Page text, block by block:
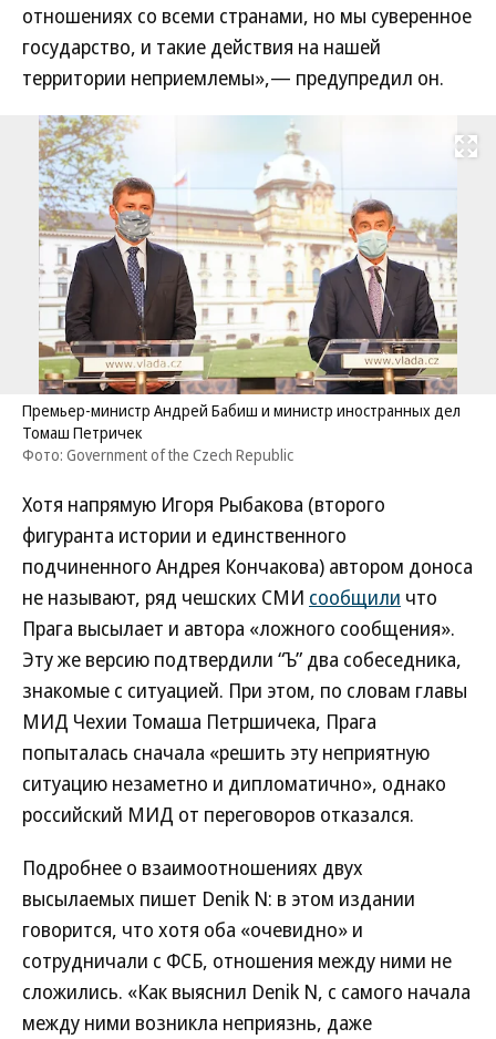
отношениях со всеми странами, но мы суверенное
государство, и такие действия на нашей
территории неприемлемы»,— предупредил он.
Развернуть
Премьер-министр Андрей Бабиш и министр иностранных дел
Томаш Петричек
Фото: Government of the Czech Republic
Хотя напрямую Игоря Рыбакова (второго
фигуранта истории и единственного
подчиненного Андрея Кончакова) автором доноса
не называют, ряд чешских СМИ сообщили что
Прага высылает и автора «ложного сообщения».
Эту же версию подтвердили “Ъ” два собеседника,
знакомые с ситуацией. При этом, по словам главы
МИД Чехии Томаша Петршичека, Прага
попыталась сначала «решить эту неприятную
ситуацию незаметно и дипломатично», однако
российский МИД от переговоров отказался.
Подробнее о взаимоотношениях двух
высылаемых пишет Denik N: в этом издании
говорится, что хотя оба «очевидно» и
сотрудничали с ФСБ, отношения между ними не
сложились. «Как выяснил Denik N, с самого начала
между ними возникла неприязнь, даже